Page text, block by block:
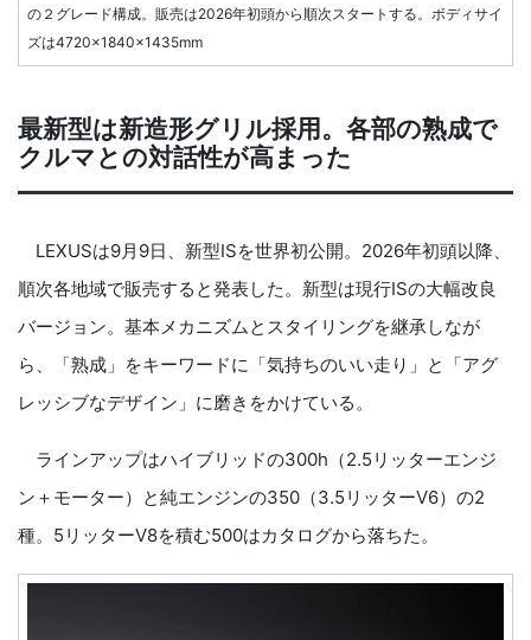
の２グレード構成。販売は2026年初頭から順次スタートする。ボディサイ
ズは4720×1840×1435mm
最新型は新造形グリル採用。各部の熟成で
クルマとの対話性が高まった
LEXUSは9月9日、新型ISを世界初公開。2026年初頭以降、
順次各地域で販売すると発表した。新型は現行ISの大幅改良
バージョン。基本メカニズムとスタイリングを継承しなが
ら、「熟成」をキーワードに「気持ちのいい走り」と「アグ
レッシブなデザイン」に磨きをかけている。
ラインアップはハイブリッドの300h（2.5リッターエンジ
ン＋モーター）と純エンジンの350（3.5リッターV6）の2
種。5リッターV8を積む500はカタログから落ちた。